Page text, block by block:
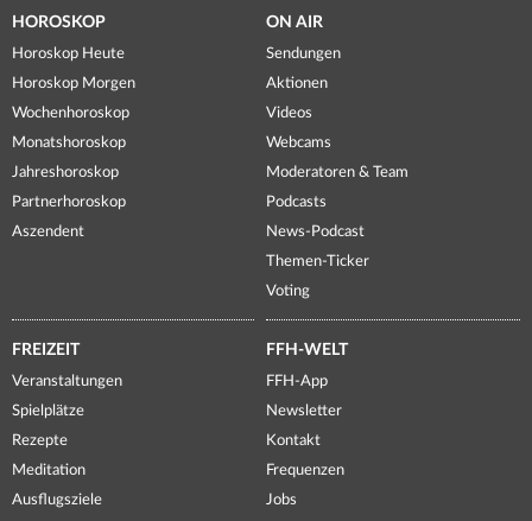
HOROSKOP
Horoskop Heute
Horoskop Morgen
Wochenhoroskop
Monatshoroskop
Jahreshoroskop
Partnerhoroskop
Aszendent
ON AIR
Sendungen
Aktionen
Videos
Webcams
Moderatoren & Team
Podcasts
News-Podcast
Themen-Ticker
Voting
FREIZEIT
Veranstaltungen
Spielplätze
Rezepte
Meditation
Ausflugsziele
FFH-WELT
FFH-App
Newsletter
Kontakt
Frequenzen
Jobs